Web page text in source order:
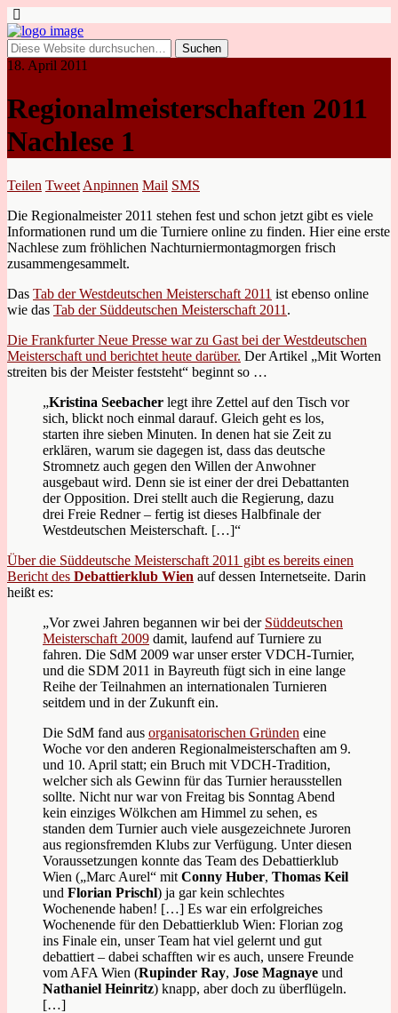
18. April 2011
Regionalmeisterschaften 2011
Nachlese 1
Teilen Tweet Anpinnen Mail SMS
Die Regionalmeister 2011 stehen fest und schon jetzt gibt es viele
Informationen rund um die Turniere online zu finden. Hier eine erste
Nachlese zum fröhlichen Nachturniermontagmorgen frisch
zusammengesammelt.
Das Tab der Westdeutschen Meisterschaft 2011 ist ebenso online
wie das Tab der Süddeutschen Meisterschaft 2011 .
Die Frankfurter Neue Presse war zu Gast bei der Westdeutschen
Meisterschaft und berichtet heute darüber. Der Artikel „Mit Worten
streiten bis der Meister feststeht“ beginnt so …
„Kristina Seebacher legt ihre Zettel auf den Tisch vor
sich, blickt noch einmal darauf. Gleich geht es los,
starten ihre sieben Minuten. In denen hat sie Zeit zu
erklären, warum sie dagegen ist, dass das deutsche
Stromnetz auch gegen den Willen der Anwohner
ausgebaut wird. Denn sie ist einer der drei Debattanten
der Opposition. Drei stellt auch die Regierung, dazu
drei Freie Redner – fertig ist dieses Halbfinale der
Westdeutschen Meisterschaft. […]“
Über die Süddeutsche Meisterschaft 2011 gibt es bereits einen
Bericht des Debattierklub Wien auf dessen Internetseite. Darin
heißt es:
„Vor zwei Jahren begannen wir bei der Süddeutschen
Meisterschaft 2009 damit, laufend auf Turniere zu
fahren. Die SdM 2009 war unser erster VDCH-Turnier,
und die SDM 2011 in Bayreuth fügt sich in eine lange
Reihe der Teilnahmen an internationalen Turnieren
seitdem und in der Zukunft ein.
Die SdM fand aus organisatorischen Gründen eine
Woche vor den anderen Regionalmeisterschaften am 9.
und 10. April statt; ein Bruch mit VDCH-Tradition,
welcher sich als Gewinn für das Turnier herausstellen
sollte. Nicht nur war von Freitag bis Sonntag Abend
kein einziges Wölkchen am Himmel zu sehen, es
standen dem Turnier auch viele ausgezeichnete Juroren
aus regionsfremden Klubs zur Verfügung. Unter diesen
Voraussetzungen konnte das Team des Debattierklub
Wien („Marc Aurel“ mit Conny Huber, Thomas Keil
und Florian Prischl) ja gar kein schlechtes
Wochenende haben! […] Es war ein erfolgreiches
Wochenende für den Debattierklub Wien: Florian zog
ins Finale ein, unser Team hat viel gelernt und gut
debattiert – dabei schafften wir es auch, unsere Freunde
vom AFA Wien (Rupinder Ray, Jose Magnaye und
Nathaniel Heinritz) knapp, aber doch zu überflügeln.
[…]